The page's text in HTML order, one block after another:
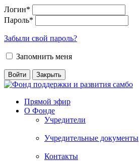
Логин*
Пароль*
Забыли свой пароль?
Запомнить меня
Прямой эфир
О Фонде
Учредители
Учредительные документы
Контакты